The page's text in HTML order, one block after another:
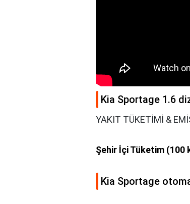
Kia Sportage 1.6
YAKIT TÜKETİMİ &
Şehir İçi Tüketim (100
Kia Sportage